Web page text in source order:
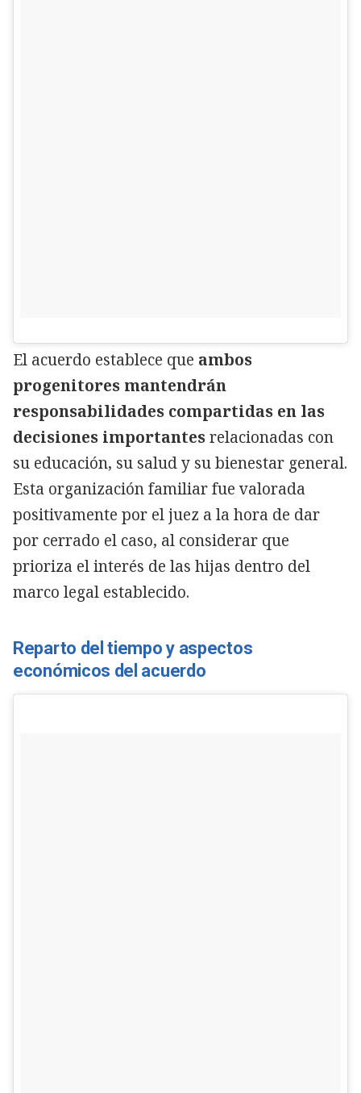
El acuerdo establece que ambos
progenitores mantendrán
responsabilidades compartidas en las
decisiones importantesrelacionadas con
su educación, su salud y su bienestar general.
Esta organización familiar fue valorada
positivamente por el juez a la hora de dar
por cerrado el caso, al considerar que
prioriza el interés de las hijas dentro del
marco legal establecido.
Reparto del tiempo y aspectos
económicos del acuerdo